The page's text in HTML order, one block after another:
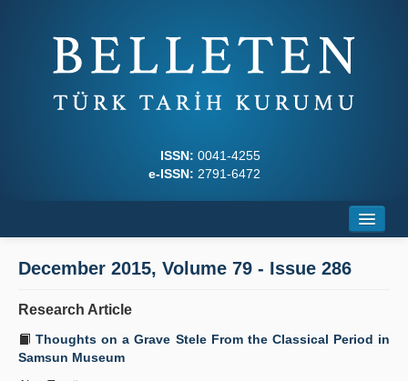
ISSN: 0041-4255
e-ISSN: 2791-6472
Writing Rules
December 2015, Volume 79 - Issue 286
Research Article
Thoughts on a Grave Stele From the Classical Period in
Samsun Museum